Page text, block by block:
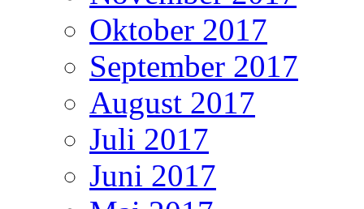
Oktober 2017
September 2017
August 2017
Juli 2017
Juni 2017